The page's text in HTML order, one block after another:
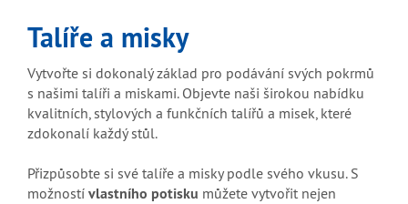
Talíře a misky
Vytvořte si dokonalý základ pro podávání svých pokrmů
s našimi talíři a miskami. Objevte naši širokou nabídku
kvalitních, stylových a funkčních talířů a misek, které
zdokonalí každý stůl.
Přizpůsobte si své talíře a misky podle svého vkusu. S
možností vlastního potisku můžete vytvořit nejen